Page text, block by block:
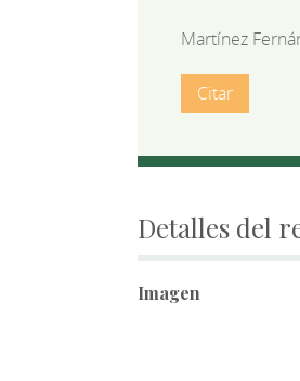
Martínez
Citar
Detalles del
Imagen